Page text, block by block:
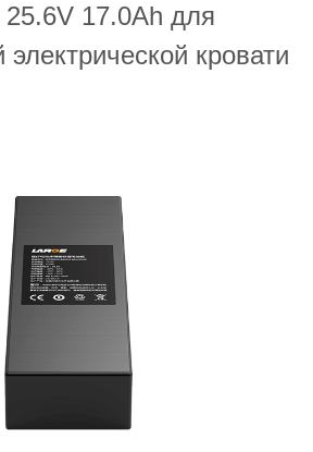
25.6V 17.0Ah для
кровати